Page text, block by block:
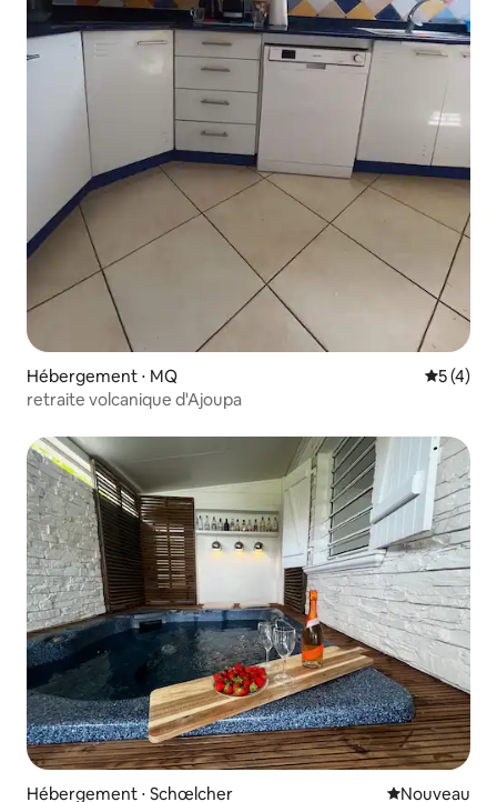
Hébergement ⋅ MQ
5 (4)
retraite volcanique d'Ajoupa
Hébergement ⋅ Schœlcher Nouvel
Nouveau